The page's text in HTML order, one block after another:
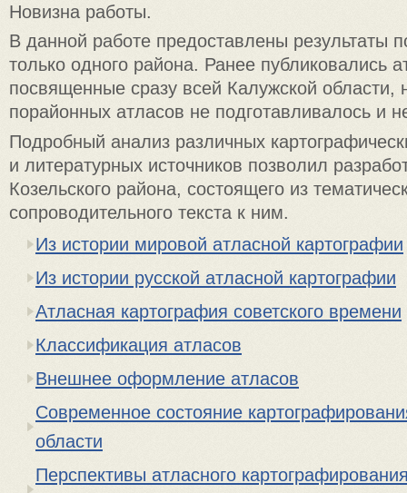
Новизна работы.
В данной работе предоставлены результаты
только одного района. Ранее публиковались
посвященные сразу всей Калужской области,
порайонных атласов не подготавливалось и
Подробный анализ различных
и литературных источников позволил
Козельского района, состоящего из
сопроводительного текста к ним.
Из истории мировой атласной картографии
Из истории русской атласной картографии
Атласная картография советского времени
Классификация атласов
Внешнее оформление атласов
Современное состояние
области
Перспективы атласного